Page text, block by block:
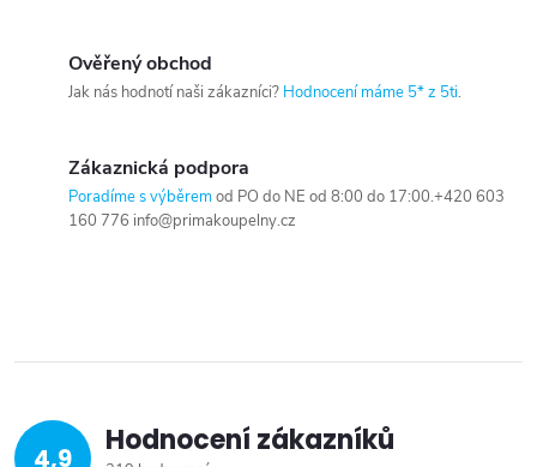
Ověřený obchod
Jak nás hodnotí naši zákazníci? Hodnocení máme 5* z 5ti.
Zákaznická podpora
Poradíme s výběremod PO do NE od 8:00 do 17:00.+420 603
160 776 info@primakoupelny.cz
4,9 Hodnocení zákazníků